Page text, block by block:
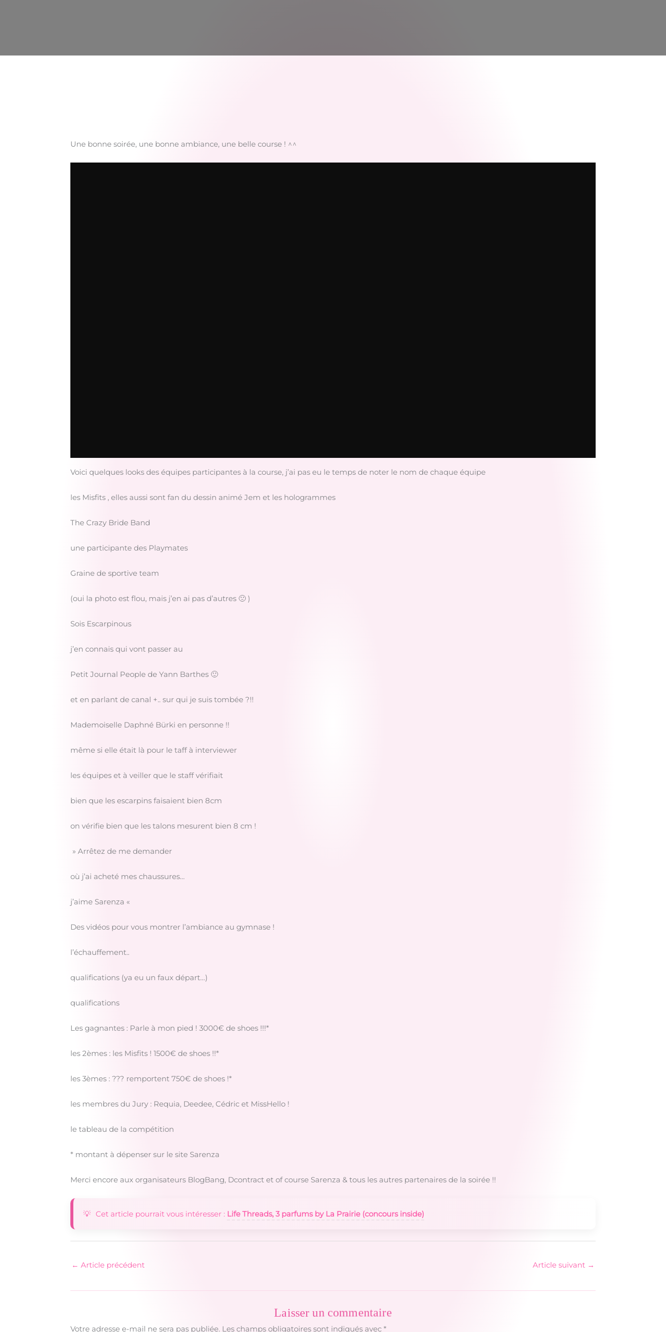
Une bonne soirée, une bonne ambiance, une belle course ! ^^
Voici quelques looks des équipes participantes à la course, j’ai pas eu le temps de noter le nom de chaque équipe
les Misfits , elles aussi sont fan du dessin animé Jem et les hologrammes
The Crazy Bride Band
une participante des Playmates
Graine de sportive team
(oui la photo est flou, mais j’en ai pas d’autres 🙁 )
Sois Escarpinous
j’en connais qui vont passer au
Petit Journal People de Yann Barthes 🙂
et en parlant de canal +.. sur qui je suis tombée ?!!
Mademoiselle Daphné Bürki en personne !!
même si elle était là pour le taff à interviewer
les équipes et à veiller que le staff vérifiait
bien que les escarpins faisaient bien 8cm
on vérifie bien que les talons mesurent bien 8 cm !
» Arrêtez de me demander
où j’ai acheté mes chaussures…
j’aime Sarenza «
Des vidéos pour vous montrer l’ambiance au gymnase !
l’échauffement..
qualifications (ya eu un faux départ…)
qualifications
Les gagnantes : Parle à mon pied ! 3000€ de shoes !!!*
les 2èmes : les Misfits ! 1500€ de shoes !!*
les 3èmes : ??? remportent 750€ de shoes !*
les membres du Jury : Requia, Deedee, Cédric et MissHello !
le tableau de la compétition
* montant à dépenser sur le site Sarenza
Merci encore aux organisateurs BlogBang, Dcontract et of course Sarenza & tous les autres partenaires de la soirée !!
Cet article pourrait vous intéresser : Life Threads, 3 parfums by La Prairie (concours inside)
← Article précédent Article suivant →
Laisser un commentaire
Votre adresse e-mail ne sera pas publiée. Les champs obligatoires sont indiqués avec *